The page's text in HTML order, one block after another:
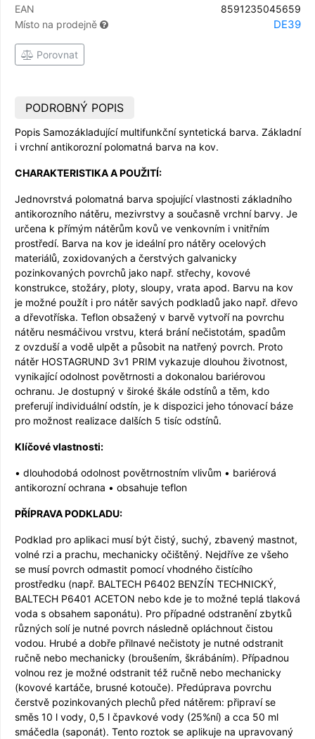
EAN
8591235045659
Místo na prodejně
DE39
Porovnat
PODROBNÝ POPIS
Popis Samozákladující multifunkční syntetická barva. Základní
i vrchní antikorozní polomatná barva na kov.
CHARAKTERISTIKA A POUŽITÍ:
Jednovrstvá polomatná barva spojující vlastnosti základního
antikorozního nátěru, mezivrstvy a současně vrchní barvy. Je
určena k přímým nátěrům kovů ve venkovním i vnitřním
prostředí. Barva na kov je ideální pro nátěry ocelových
materiálů, zoxidovaných a čerstvých galvanicky
pozinkovaných povrchů jako např. střechy, kovové
konstrukce, stožáry, ploty, sloupy, vrata apod. Barvu na kov
je možné použít i pro nátěr savých podkladů jako např. dřevo
a dřevotříska. Teflon obsažený v barvě vytvoří na povrchu
nátěru nesmáčivou vrstvu, která brání nečistotám, spadům
z ovzduší a vodě ulpět a působit na natřený povrch. Proto
nátěr HOSTAGRUND 3v1 PRIM vykazuje dlouhou životnost,
vynikající odolnost povětrnosti a dokonalou bariérovou
ochranu. Je dostupný v široké škále odstínů a těm, kdo
preferují individuální odstín, je k dispozici jeho tónovací báze
pro možnost realizace dalších 5 tisíc odstínů.
Klíčové vlastnosti:
• dlouhodobá odolnost povětrnostním vlivům • bariérová
antikorozní ochrana • obsahuje teflon
PŘÍPRAVA PODKLADU:
Podklad pro aplikaci musí být čistý, suchý, zbavený mastnot,
volné rzi a prachu, mechanicky očištěný. Nejdříve ze všeho
se musí povrch odmastit pomocí vhodného čistícího
prostředku (např. BALTECH P6402 BENZÍN TECHNICKÝ,
BALTECH P6401 ACETON nebo kde je to možné teplá tlaková
voda s obsahem saponátu). Pro případné odstranění zbytků
různých solí je nutné povrch následně opláchnout čistou
vodou. Hrubé a dobře přilnavé nečistoty je nutné odstranit
ručně nebo mechanicky (broušením, škrábáním). Případnou
volnou rez je možné odstranit též ručně nebo mechanicky
(kovové kartáče, brusné kotouče). Předúprava povrchu
čerstvě pozinkovaných plechů před nátěrem: připraví se
směs 10 l vody, 0,5 l čpavkové vody (25%ní) a cca 50 ml
smáčedla (saponát). Tento roztok se aplikuje na upravovaný